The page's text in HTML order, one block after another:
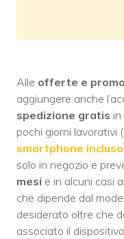
Alle offerte e
aggiungere anche
spedizione gratis
pochi giorni lavorativi
smartphone incluso
solo in negozio e
mesi e in alcuni casi
che dipende dal
desiderato oltre che
associato il